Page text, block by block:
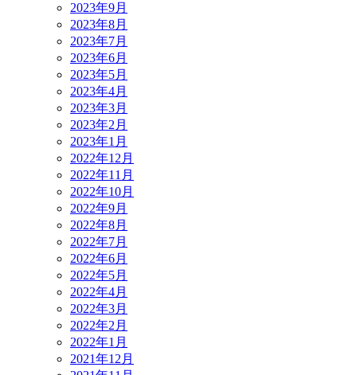
2023年9月
2023年8月
2023年7月
2023年6月
2023年5月
2023年4月
2023年3月
2023年2月
2023年1月
2022年12月
2022年11月
2022年10月
2022年9月
2022年8月
2022年7月
2022年6月
2022年5月
2022年4月
2022年3月
2022年2月
2022年1月
2021年12月